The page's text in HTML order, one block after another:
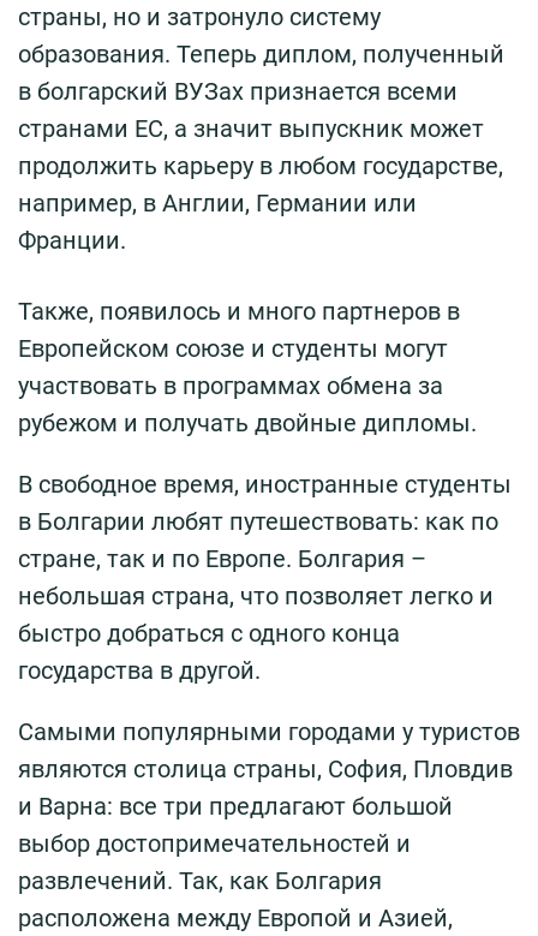
страны, но и затронуло систему
образования. Теперь диплом, полученный
в болгарский ВУЗах признается всеми
странами ЕС, а значит выпускник может
продолжить карьеру в любом государстве,
например, в Англии, Германии или
Франции.
Также, появилось и много партнеров в
Европейском союзе и студенты могут
участвовать в программах обмена за
рубежом и получать двойные дипломы.
В свободное время, иностранные студенты
в Болгарии любят путешествовать: как по
стране, так и по Европе. Болгария –
небольшая страна, что позволяет легко и
быстро добраться с одного конца
государства в другой.
Самыми популярными городами у туристов
являются столица страны, София, Пловдив
и Варна: все три предлагают большой
выбор достопримечательностей и
развлечений. Так, как Болгария
расположена между Европой и Азией,